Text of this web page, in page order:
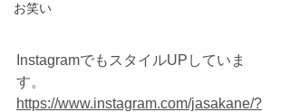
お笑い
InstagramでもスタイルUPしていま
す。
https://www.instagram.com/jasakane/?